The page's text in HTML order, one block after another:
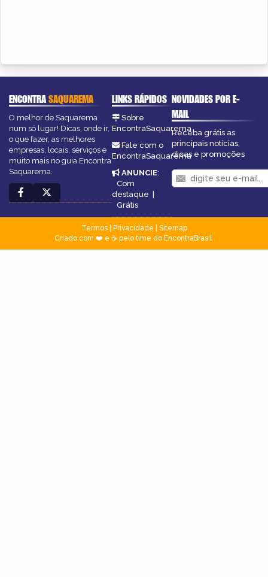
ENCONTRASAQUAREMA
O melhor de Saquarema
num só lugar! Dicas, onde ir,
o que fazer, as melhores
empresas, locais, serviços e
muito mais no guia Encontra
Saquarema.
LINKS RÁPIDOS
Sobre
EncontraSaquarema
Fale com o
EncontraSaquarema
ANUNCIE:
Com
destaque |
Grátis
NOVIDADES POR E-
MAIL
Receba grátis as
principais notícias,
dicas e promoções
Termos| Privacidade
Sitemap
Criado com ❤️ e ☕ pelo time do EncontraBrasil